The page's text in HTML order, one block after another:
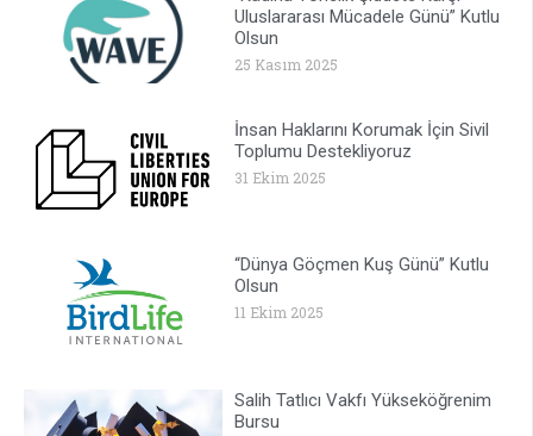
Uluslararası Mücadele Günü” Kutlu
Olsun
25 Kasım 2025
İnsan Haklarını Korumak İçin Sivil
Toplumu Destekliyoruz
31 Ekim 2025
“Dünya Göçmen Kuş Günü” Kutlu
Olsun
11 Ekim 2025
Salih Tatlıcı Vakfı Yükseköğrenim
Bursu